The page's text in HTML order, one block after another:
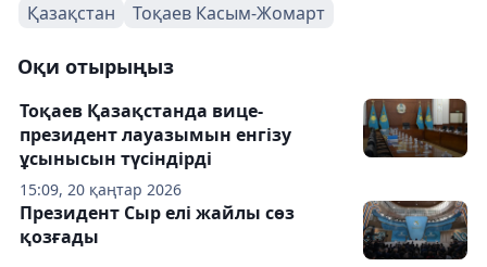
Қазақстан Тоқаев Касым-Жомарт
Оқи отырыңыз
15:09, 20 қаңтар 2026
Тоқаев Қазақстанда вице-
президент лауазымын енгізу
ұсынысын түсіндірді
Президент Сыр елі жайлы сөз
қозғады